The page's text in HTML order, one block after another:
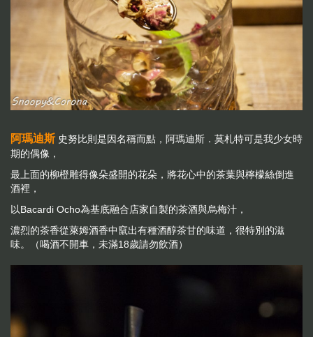
阿瑪迪斯 史努比則是因名稱而點，阿瑪迪斯．莫札特可是我少女時
期的偶像，
最上面的柳橙雕得像朵盛開的花朵，將花心中的茶葉與檸檬絲倒進
酒裡，
以Bacardi Ocho為基底融合店家自製的茶酒與烏梅汁，
濃烈的茶香從萊姆酒香中竄出有種酒醇茶甘的味道，很特別的滋
味。（喝酒不開車，未滿18歲請勿飲酒）